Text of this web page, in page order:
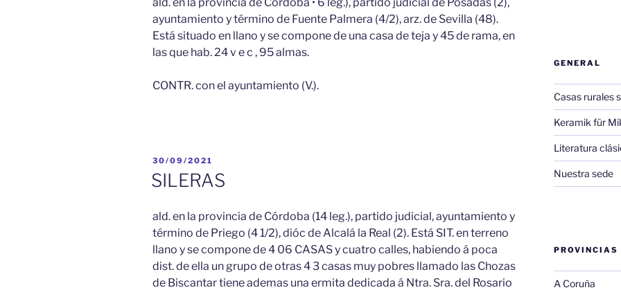
ayuntamiento y término de Fuente Palmera (4/2), arz. de Sevilla (48).
Está situado en llano y se compone de una casa de teja y 45 de rama, en
las que hab. 24 v e c , 95 almas.
CONTR. con el ayuntamiento (V.).
PUBLICADO
30/09/2021
SILERAS
ald. en la provincia de Córdoba (14 leg.), partido judicial, ayuntamiento y
término de Priego (4 1/2), dióc de Alcalá la Real (2). Está SIT. en terreno
llano y se compone de 4 06 CASAS y cuatro calles, habiendo á poca
dist. de ella un grupo de otras 4 3 casas muy pobres llamado las Chozas
de Biscantar tiene ademas una ermita dedicada á Ntra. Sra. del Rosario
GENERAL
Casas rurales
Keramik für
Literatura
Nuestra sede
PROVINCIAS
A Coruña